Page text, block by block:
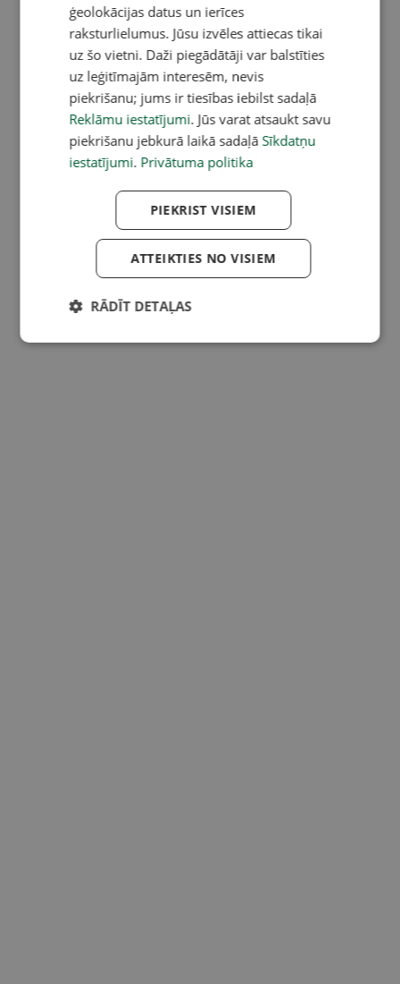
ģeolokācijas datus un ierīces
raksturlielumus. Jūsu izvēles attiecas tikai
uz šo vietni. Daži piegādātāji var balstīties
uz leģitīmajām interesēm, nevis
piekrišanu; jums ir tiesības iebilst sadaļā
Reklāmu iestatījumi. Jūs varat atsaukt savu
piekrišanu jebkurā laikā sadaļā Sīkdatņu
iestatījumi. Privātuma politika
PIEKRIST VISIEM
ATTEIKTIES NO VISIEM
RĀDĪT DETAĻAS